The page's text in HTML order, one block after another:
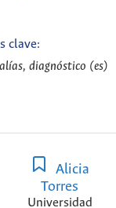
clave:
diagnóstico (es)
Alicia
Torres
Universidad